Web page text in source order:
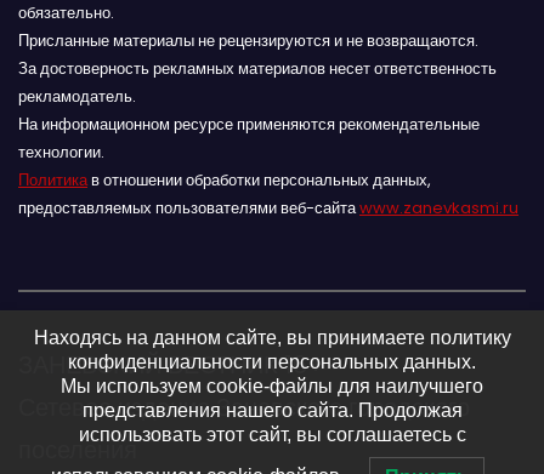
обязательно.
Присланные материалы не рецензируются и не возвращаются.
За достоверность рекламных материалов несет ответственность
рекламодатель.
На информационном ресурсе применяются рекомендательные
технологии.
Политикав отношении обработки персональных данных,
предоставляемых пользователями веб-сайтаwww.zanevkasmi.ru
ЗАНЕВСКИЙ ВЕСТНИК 16+
Сетевое издание Заневского городского
поселения
Находясь на данном сайте, вы принимаете политику
конфиденциальности персональных данных.
Мы используем cookie-файлы для наилучшего
представления нашего сайта. Продолжая
использовать этот сайт, вы соглашаетесь с